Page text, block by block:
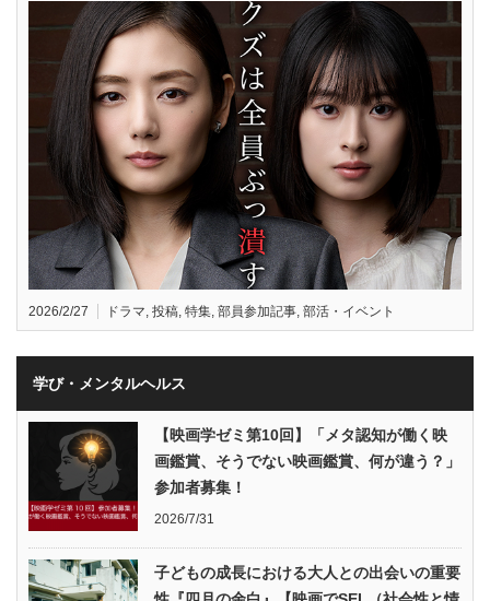
2026/2/27 ドラマ, 投稿, 特集, 部員参加記事, 部活・イベント
学び・メンタルヘルス
【映画学ゼミ第10回】「メタ認知が働く映
画鑑賞、そうでない映画鑑賞、何が違う？」
参加者募集！
2026/7/31
子どもの成長における大人との出会いの重要